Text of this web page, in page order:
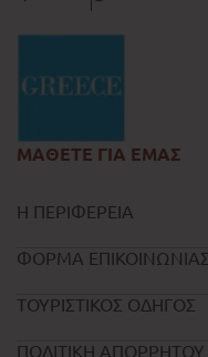
ΜΑΘΕΤΕ ΓΙΑ ΕΜΑΣ
Η ΠΕΡΙΦΕΡΕΙΑ
ΦΟΡΜΑ ΕΠΙΚΟΙΝΩΝΙΑΣ
ΤΟΥΡΙΣΤΙΚΟΣ ΟΔΗΓΟΣ
ΠΟΛΙΤΙΚΗ ΑΠΟΡΡΗΤΟΥ